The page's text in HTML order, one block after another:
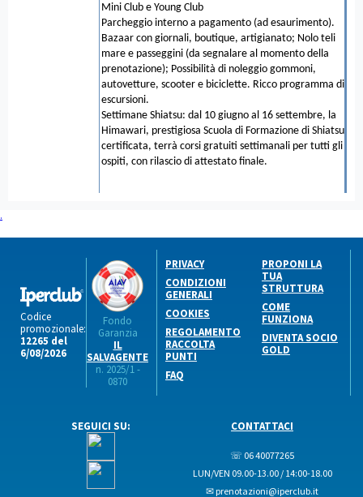
Mini Club e Young Club
Parcheggio interno a pagamento (ad esaurimento).
Bazaar con giornali, boutique, artigianato; Nolo teli
mare e passeggini (da segnalare al momento della
prenotazione); Possibilità di noleggio gommoni,
autovetture, scooter e biciclette. Ricco programma di
escursioni.
Settimane Shiatsu: dal 10 giugno al 16 settembre, la
Himawari, prestigiosa Scuola di Formazione di Shiatsu
certificata, terrà corsi gratuiti settimanali per tutti gli
ospiti, con rilascio di attestato finale.
.
Codice
promozionale:
12265 del
6/08/2026
Fondo
Garanzia
IL
SALVAGENTE
n. 2025/1 -
0870
PRIVACY
CONDIZIONI
GENERALI
COOKIES
REGOLAMENTO
RACCOLTA
PUNTI
FAQ
PROPONI LA
TUA
STRUTTURA
COME
FUNZIONA
DIVENTA SOCIO
GOLD
SEGUICI SU: CONTATTACI
☏ 06 40077265
LUN/VEN 09.00-13.00 / 14:00-18.00
✉ prenotazioni@iperclub.it